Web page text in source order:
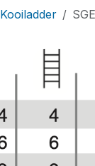
Kooiladder